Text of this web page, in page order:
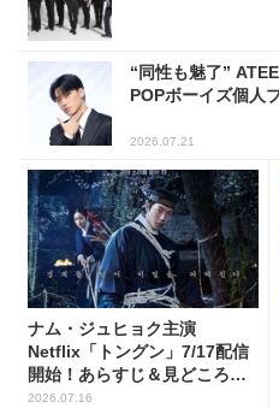
“同性も魅了”
POPボーイズ個人
2026.07.21
ナム・ジュヒョク主演
Netflix「トングン」7/17配信
開始！あらすじ＆見どころを
チェック
2026.07.16